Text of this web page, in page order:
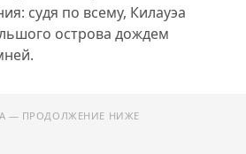
судя по всему, Килауэа
острова дождем
— ПРОДОЛЖЕНИЕ НИЖЕ